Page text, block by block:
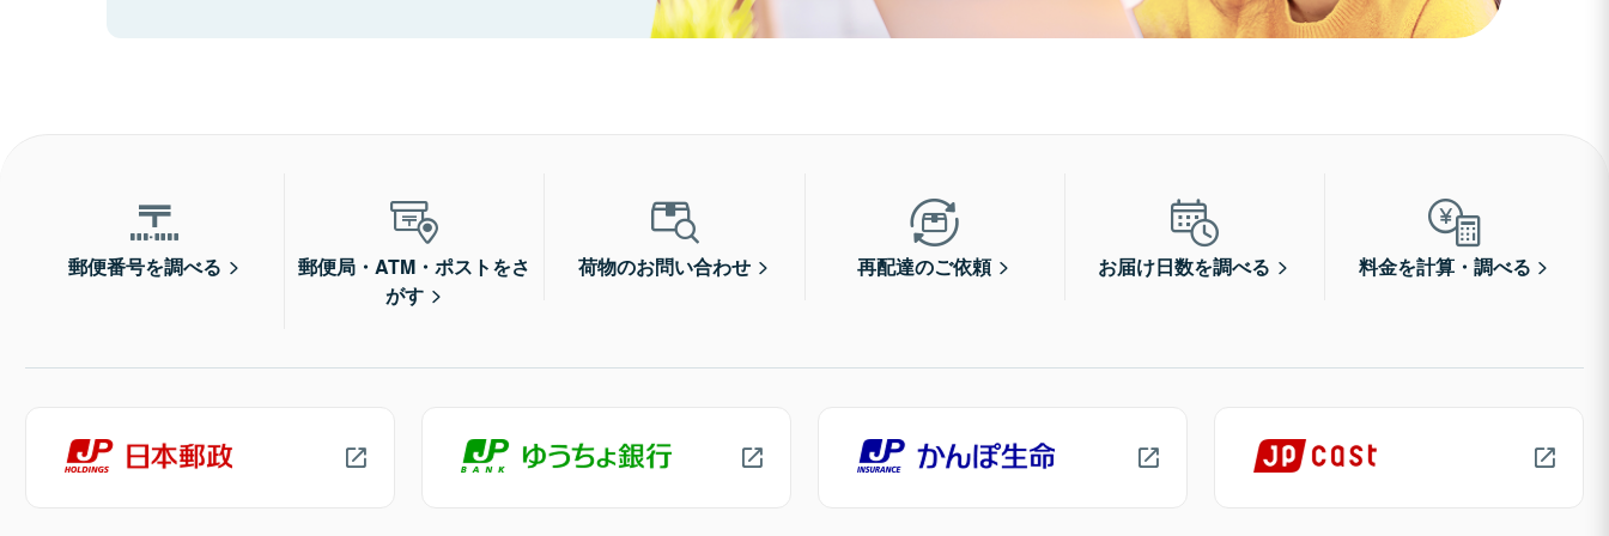
郵便番号を調べる
郵便局・ATM・ポストをさ
がす
荷物のお問い合わせ 再配達のご依頼 お届け日数を調べる 料金を計算・調べる